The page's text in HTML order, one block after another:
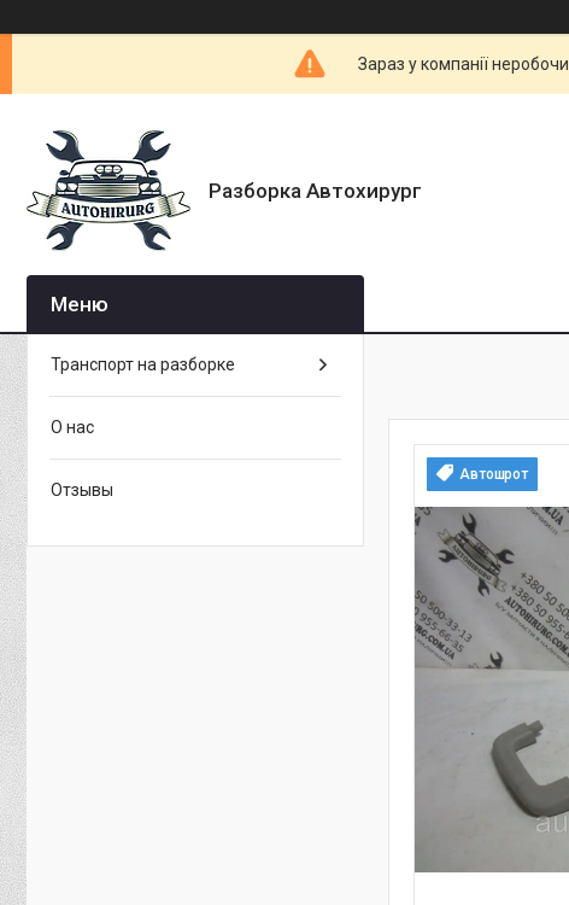
Зараз у компанії
Разборка Автохирург
Автошрот
Транспорт на разборке
О нас
Отзывы